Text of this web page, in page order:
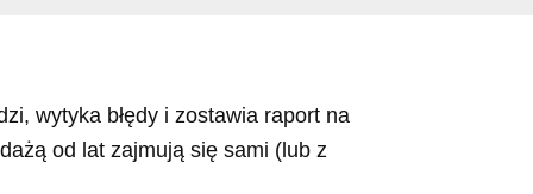
wytyka błędy i zostawia raport na
od lat zajmują się sami (lub z